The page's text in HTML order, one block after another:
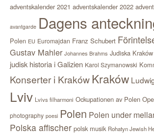
adventskalender 2021 adventskalender 2022
avantgarde Dagens
Polen EU Euromajdan Franz Schubert
Gustav Mahler Johannes Brahms Judiska Kraków
judisk historia i Galizien Karol Szymanowski
Konserter i KrakówKraków
Lviv Lvivs filharmoni Ockupationen av Polen
photography poesi Polen Polen under
Polska affischer polsk musik Rohatyn Jewish